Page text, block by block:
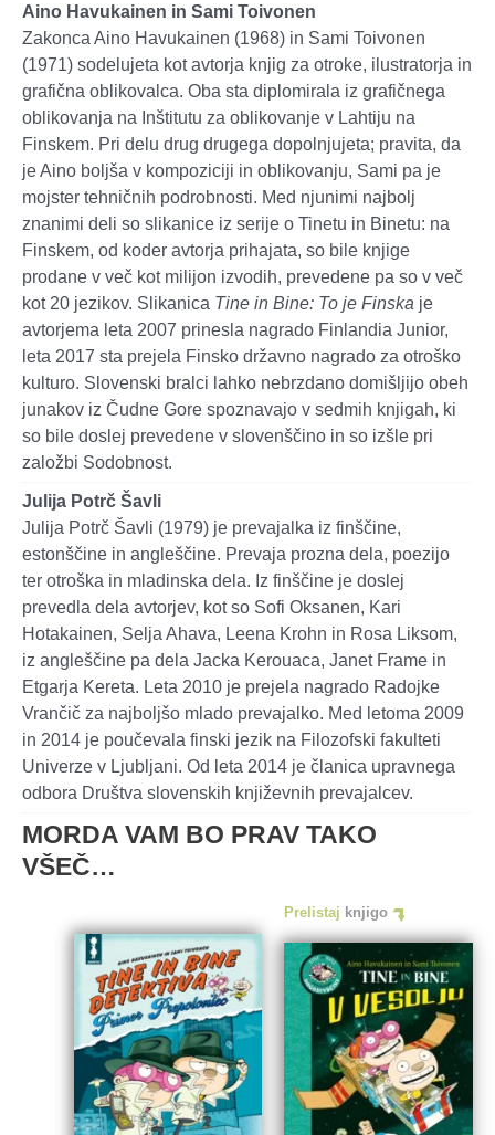
Aino Havukainen in Sami Toivonen
Zakonca Aino Havukainen (1968) in Sami Toivonen
(1971) sodelujeta kot avtorja knjig za otroke, ilustratorja in
grafična oblikovalca. Oba sta diplomirala iz grafičnega
oblikovanja na Inštitutu za oblikovanje v Lahtiju na
Finskem. Pri delu drug drugega dopolnjujeta; pravita, da
je Aino boljša v kompoziciji in oblikovanju, Sami pa je
mojster tehničnih podrobnosti. Med njunimi najbolj
znanimi deli so slikanice iz serije o Tinetu in Binetu: na
Finskem, od koder avtorja prihajata, so bile knjige
prodane v več kot milijon izvodih, prevedene pa so v več
kot 20 jezikov. Slikanica Tine in Bine: To je Finska je
avtorjema leta 2007 prinesla nagrado Finlandia Junior,
leta 2017 sta prejela Finsko državno nagrado za otroško
kulturo. Slovenski bralci lahko nebrzdano domišljijo obeh
junakov iz Čudne Gore spoznavajo v sedmih knjigah, ki
so bile doslej prevedene v slovenščino in so izšle pri
založbi Sodobnost.
Julija Potrč Šavli
Julija Potrč Šavli (1979) je prevajalka iz finščine,
estonščine in angleščine. Prevaja prozna dela, poezijo
ter otroška in mladinska dela. Iz finščine je doslej
prevedla dela avtorjev, kot so Sofi Oksanen, Kari
Hotakainen, Selja Ahava, Leena Krohn in Rosa Liksom,
iz angleščine pa dela Jacka Kerouaca, Janet Frame in
Etgarja Kereta. Leta 2010 je prejela nagrado Radojke
Vrančič za najboljšo mlado prevajalko. Med letoma 2009
in 2014 je poučevala finski jezik na Filozofski fakulteti
Univerze v Ljubljani. Od leta 2014 je članica upravnega
odbora Društva slovenskih književnih prevajalcev.
MORDA VAM BO PRAV TAKO
VŠEČ…
Prelistaj knjigo